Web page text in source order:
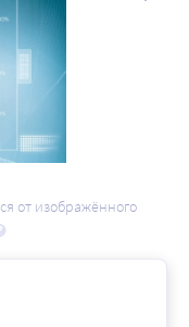
от изображённого